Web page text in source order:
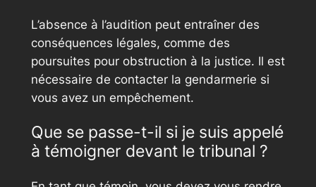
L’absence à l’audition peut entraîner des
conséquences légales, comme des
poursuites pour obstruction à la justice. Il est
nécessaire de contacter la gendarmerie si
vous avez un empêchement.
Que se passe-t-il si je suis appelé
à témoigner devant le tribunal ?